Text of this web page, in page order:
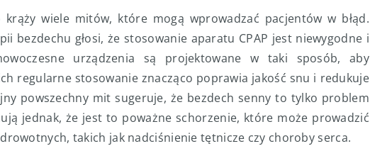
krąży wiele mitów, które mogą wprowadzać pacjentów w błąd.
bezdechu głosi, że stosowanie aparatu CPAP jest niewygodne i
urządzenia są projektowane w taki sposób, aby
regularne stosowanie znacząco poprawia jakość snu i redukuje
powszechny mit sugeruje, że bezdech senny to tylko problem
jednak, że jest to poważne schorzenie, które może prowadzić
takich jak nadciśnienie tętnicze czy choroby serca.